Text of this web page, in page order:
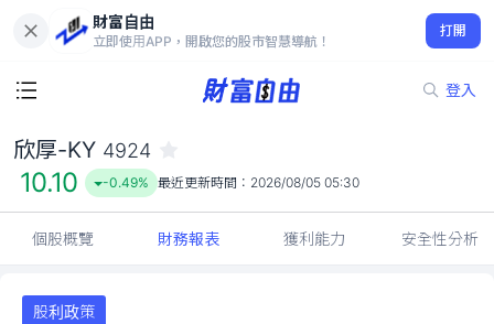
財富自由
立即使用APP，開啟您的股市智慧導航！
打開
登入
10.10
-0.49%
欣厚-KY 4924
10.10 -0.49% 最近更新時間： 2026/08/05 05:30
個股概覽 財務報表 獲利能力 安全性分析
股利政策